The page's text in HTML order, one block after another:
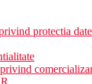
protectia